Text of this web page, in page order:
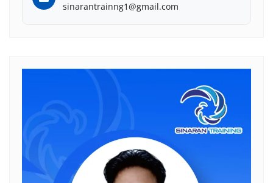
sinarantrainng1@gmail.com